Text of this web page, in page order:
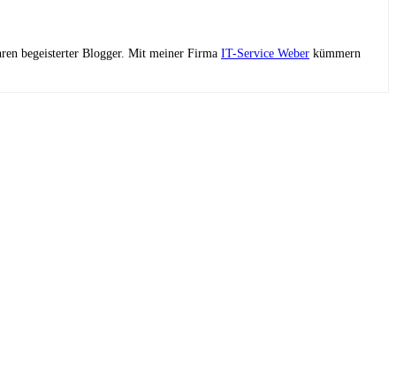
begeisterter Blogger. Mit meiner Firma IT-Service Weber kümmern